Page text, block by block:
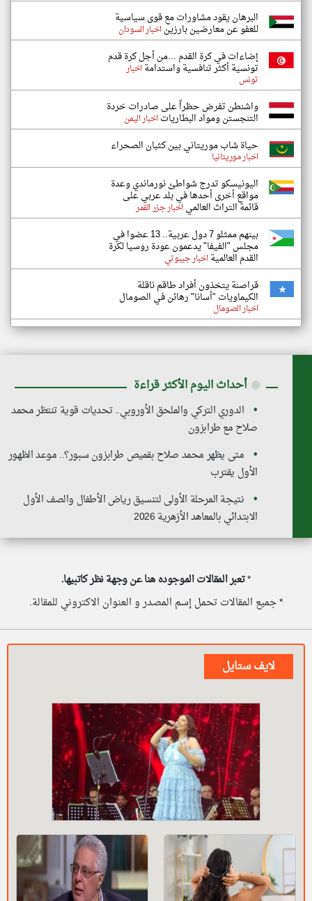
البرهان يقود مشاورات مع قوى سياسية
للعفو عن معارضين بارزيناخبار السودان
إضاءات في كرة القدم ...من أجل كرة قدم
تونسية أكثر تنافسية واستدامةاخبار
تونس
واشنطن تفرض حظراً على صادرات خردة
التنجستن ومواد البطارياتاخبار اليمن
حياة شاب موريتاني بين كثبان الصحراء
اخبار موريتانيا
اليونيسكو تدرج شواطئ نورماندي وعدة
مواقع أخرى أحدها في بلد عربي على
قائمة التراث العالمياخبار جزر القمر
بينهم ممثلو 7 دول عربية.. 13 عضوا في
مجلس "الفيفا" يدعمون عودة روسيا لكرة
القدم العالميةاخبار جيبوتي
قراصنة يتخذون أفراد طاقم ناقلة
الكيماويات "أسانا" رهائن في الصومال
اخبار الصومال
◉ أحداث اليوم الأكثر قراءة
الدوري التركي والملحق الأوروبي.. تحديات قوية تنتظر محمد
صلاح مع طرابزون
متى يظهر محمد صلاح بقميص طرابزون سبور؟.. موعد الظهور
الأول يقترب
نتيجة المرحلة الأولى لتنسيق رياض الأطفال والصف الأول
الابتدائي بالمعاهد الأزهرية 2026
*تعبر المقالات الموجوده هنا عن وجهة نظر كاتبيها.
* جميع المقالات تحمل إسم المصدر و العنوان الاكتروني للمقالة.
لايف ستايل